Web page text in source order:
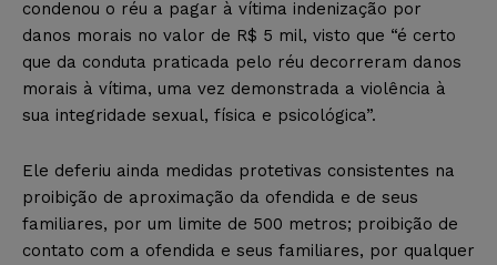
condenou o réu a pagar à vítima indenização por
danos morais no valor de R$ 5 mil, visto que “é certo
que da conduta praticada pelo réu decorreram danos
morais à vítima, uma vez demonstrada a violência à
sua integridade sexual, física e psicológica”.
Ele deferiu ainda medidas protetivas consistentes na
proibição de aproximação da ofendida e de seus
familiares, por um limite de 500 metros; proibição de
contato com a ofendida e seus familiares, por qualquer